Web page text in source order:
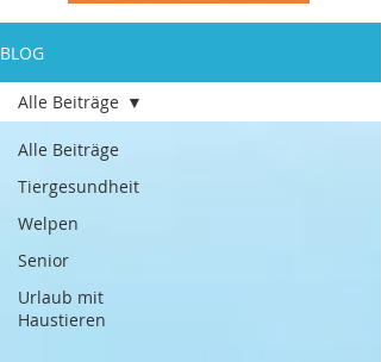
BLOG
Alle Beiträge
Tiergesundheit
Welpen
Senior
Urlaub mit
Haustieren
Alle Beiträge